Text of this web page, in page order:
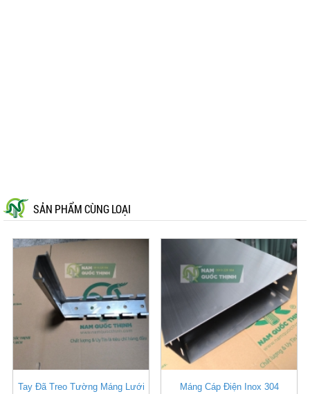
SẢN PHẨM CÙNG LOẠI
Tay Đã Treo Tường Máng Lưới
Máng Cáp Điện Inox 304